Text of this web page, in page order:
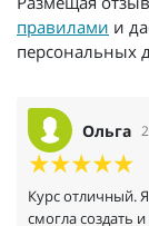
правилами и
персональных
Ольга
Курс отличный.
смогла создать